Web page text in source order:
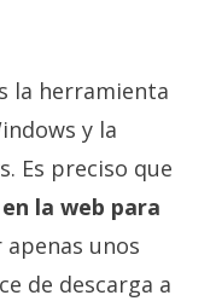
la herramienta
y la
Es preciso que
la web para
unos
de descarga a